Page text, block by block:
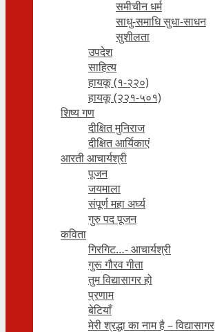
समीचीन धर्म
साधु-समाधि सुधा-साधन
सुशीलता
उपदेश
साहित्य
हायकू (१‍-२२०)
हायकू (२२१-५०१)
शिष्य गण
दीक्षित मुनिराज
दीक्षित आर्यिकाएं
आरती आचार्यश्री
पूजन
जयमाला
संपूर्ण महा अर्घ्य
गुरु पद पूजन
कविता
गिरगिट…- आचार्यश्री
गुरू गौरव गीता
तुम विद्यासागर हो
प्रणाम
बेटियाँ
मेरी श्रद्धा का नाम है – विद्यासागर